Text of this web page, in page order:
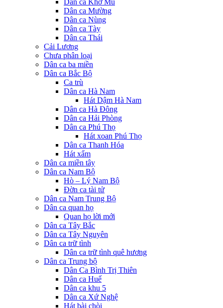
Dân ca Khơ Mú
Dân ca Mường
Dân ca Nùng
Dân ca Tày
Dân ca Thái
Cải Lương
Chưa phân loại
Dân ca ba miền
Dân ca Bắc Bộ
Ca trù
Dân ca Hà Nam
Hát Dậm Hà Nam
Dân ca Hà Đông
Dân ca Hải Phòng
Dân ca Phú Thọ
Hát xoan Phú Thọ
Dân ca Thanh Hóa
Hát xẩm
Dân ca miền tây
Dân ca Nam Bộ
Hò – Lý Nam Bộ
Đờn ca tài tử
Dân ca Nam Trung Bộ
Dân ca quan họ
Quan họ lời mới
Dân ca Tây Bắc
Dân ca Tây Nguyên
Dân ca trữ tình
Dân ca trữ tình quê hương
Dân ca Trung bộ
Dân Ca Bình Trị Thiên
Dân ca Huế
Dân ca khu 5
Dân ca Xứ Nghệ
Hát bài chòi